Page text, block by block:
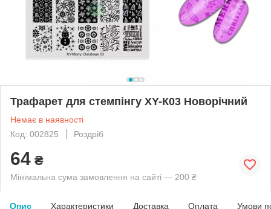
Трафарет для стемпінгу XY-К03 Новорічний
Немає в наявності
Код: 002825
Роздріб
64 ₴
Мінімальна сума замовлення на сайті — 200 ₴
Опис Характеристики Доставка Оплата Умови